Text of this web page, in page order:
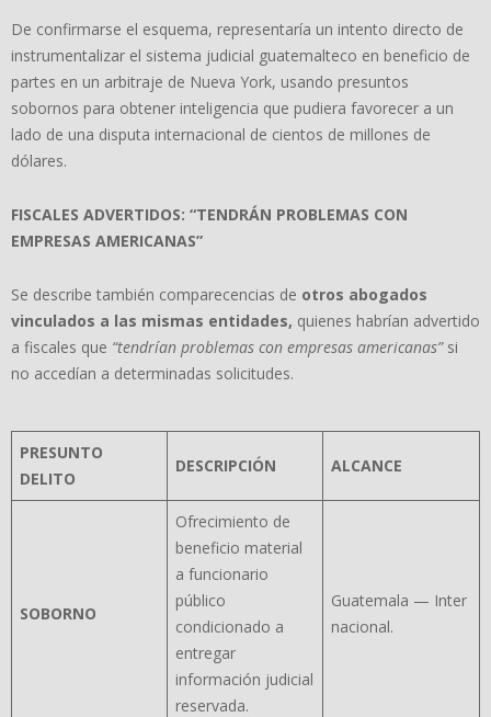
De confirmarse el esquema, representaría un intento directo de
instrumentalizar el sistema judicial guatemalteco en beneficio de
partes en un arbitraje de Nueva York, usando presuntos
sobornos para obtener inteligencia que pudiera favorecer a un
lado de una disputa internacional de cientos de millones de
dólares.
FISCALES ADVERTIDOS: “TENDRÁN PROBLEMAS CON
EMPRESAS AMERICANAS”
Se describe también comparecencias de otros abogados
vinculados a las mismas entidades, quienes habrían advertido
a fiscales que “tendrían problemas con empresas americanas” si
no accedían a determinadas solicitudes.
PRESUNTO
DELITO
DESCRIPCIÓN ALCANCE
SOBORNO
Ofrecimiento de
beneficio material
a funcionario
público
condicionado a
entregar
información judicial
reservada.
Guatemala — Inter
nacional.